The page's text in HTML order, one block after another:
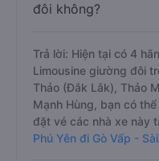
đôi không?
Trả lời: Hiện tại có 4
Limousine giường đôi
Thảo (Đắk Lắk), Thảo
Mạnh Hùng, bạn có
đặt vé các nhà xe này
Phú Yên đi Gò Vấp -